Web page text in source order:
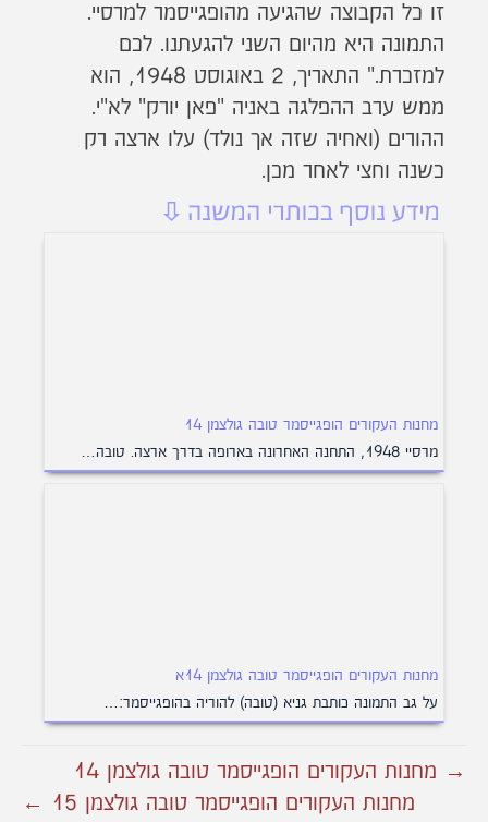
זו כל הקבוצה שהגיעה מהופגייסמר למרסיי.
התמונה היא מהיום השני להגעתנו. לכם
למזכרת." התאריך, 2 באוגוסט 1948, הוא
ממש ערב ההפלגה באניה "פאן יורק" לא"י.
ההורים (ואחיה שזה אך נולד) עלו ארצה רק
כשנה וחצי לאחר מכן.
מחנות העקורים הופגייסמר טובה גולצמן 14
מרסיי 1948, התחנה האחרונה בארופה בדרך ארצה. טובה…
מחנות העקורים הופגייסמר טובה גולצמן 14א
על גב התמונה כותבת גניא (טובה) להוריה בהופגייסמר:…
→ מחנות העקורים הופגייסמר טובה גולצמן 14
מחנות העקורים הופגייסמר טובה גולצמן 15 ←